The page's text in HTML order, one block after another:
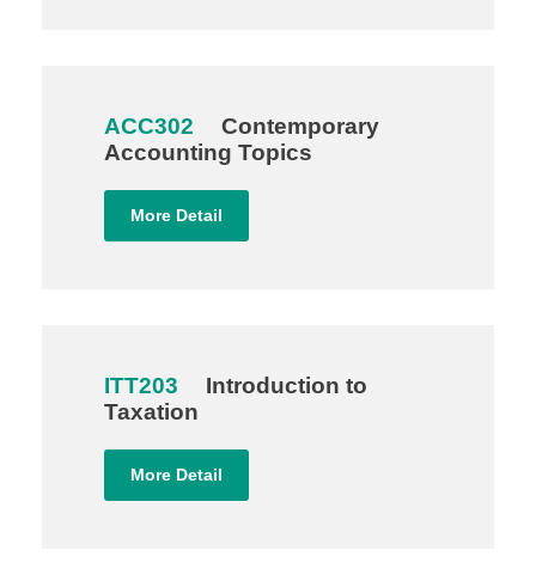
ACC302
Contemporary
Accounting Topics
More Detail
ITT203
Introduction to
Taxation
More Detail